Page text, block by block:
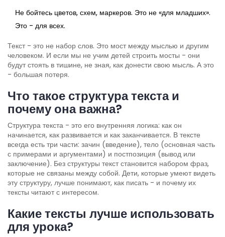
Не бойтесь цветов, схем, маркеров. Это не «для младших».
Это - для всех.
Текст - это не набор слов. Это мост между мыслью и другим
человеком. И если мы не учим детей строить мосты - они
будут стоять в тишине, не зная, как донести свою мысль. А это
- большая потеря.
Что такое структура текста и
почему она важна?
Структура текста - это его внутренняя логика: как он
начинается, как развивается и как заканчивается. В тексте
всегда есть три части: зачин (введение), тело (основная часть
с примерами и аргументами) и постпозиция (вывод или
заключение). Без структуры текст становится набором фраз,
которые не связаны между собой. Дети, которые умеют видеть
эту структуру, лучше понимают, как писать - и почему их
тексты читают с интересом.
Какие тексты лучше использовать
для урока?